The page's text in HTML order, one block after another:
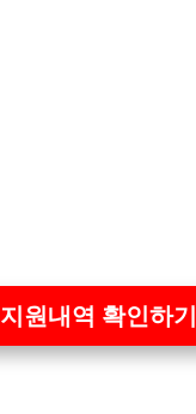
지원내역 확인하기